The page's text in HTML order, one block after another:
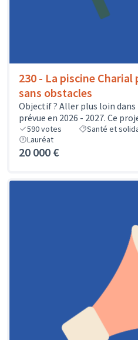
230 - La piscine
sans obstacles
Objectif ? Aller plus loin
prévue en 2026 - 2027. Ce
590votes Santé et
Lauréat
20 000 €